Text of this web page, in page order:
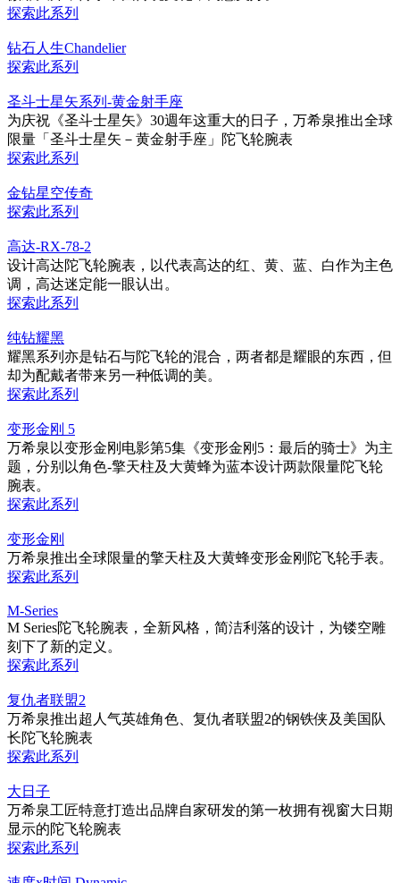
探索此系列
钻石人生Chandelier
探索此系列
圣斗士星矢系列-黄金射手座
为庆祝《圣斗士星矢》30週年这重大的日子，万希泉推出全球
限量「圣斗士星矢－黄金射手座」陀飞轮腕表
探索此系列
金钻星空传奇
探索此系列
高达-RX-78-2
设计高达陀飞轮腕表，以代表高达的红、黄、蓝、白作为主色
调，高达迷定能一眼认出。
探索此系列
纯钻耀黑
耀黑系列亦是钻石与陀飞轮的混合，两者都是耀眼的东西，但
却为配戴者带来另一种低调的美。
探索此系列
变形金刚 5
万希泉以变形金刚电影第5集《变形金刚5：最后的骑士》为主
题，分别以角色-擎天柱及大黄蜂为蓝本设计两款限量陀飞轮
腕表。
探索此系列
变形金刚
万希泉推出全球限量的擎天柱及大黄蜂变形金刚陀飞轮手表。
探索此系列
M-Series
M Series陀飞轮腕表，全新风格，简洁利落的设计，为镂空雕
刻下了新的定义。
探索此系列
复仇者联盟2
万希泉推出超人气英雄角色、复仇者联盟2的钢铁侠及美国队
长陀飞轮腕表
探索此系列
大日子
万希泉工匠特意打造出品牌自家研发的第一枚拥有视窗大日期
显示的陀飞轮腕表
探索此系列